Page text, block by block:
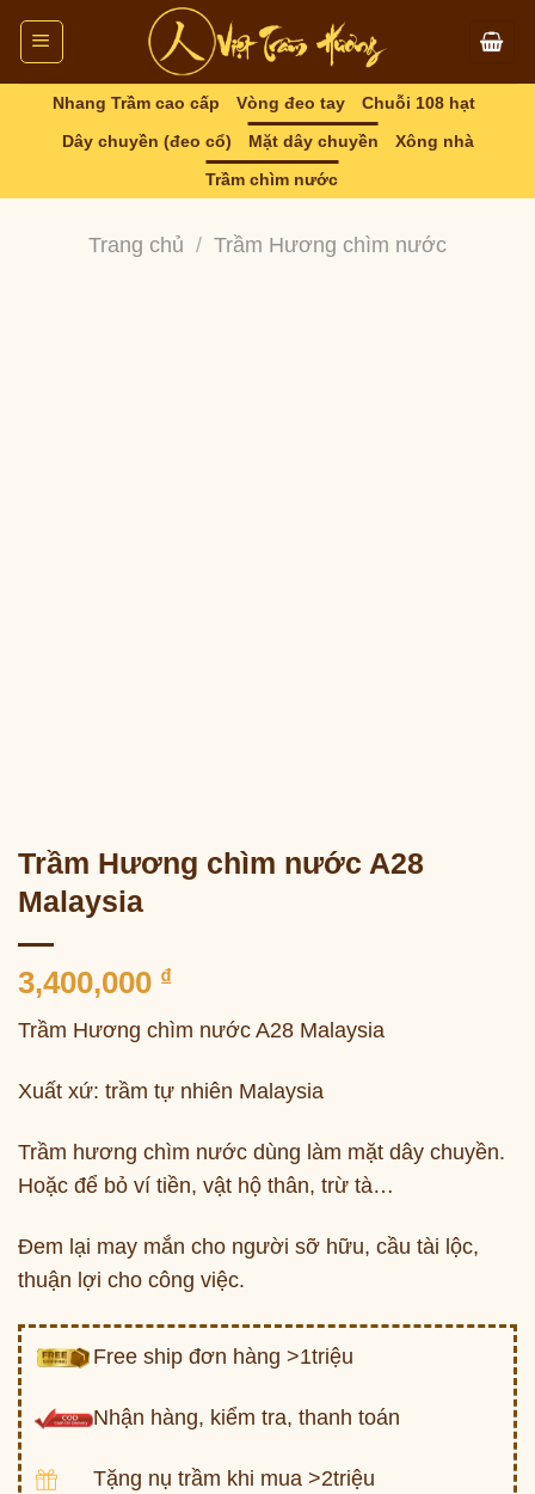
Skip
content
Nhang Trầm cao cấp Vòng đeo tay
Chuỗi 108 hạt
Dây chuyền (đeo cổ)
Mặt dây chuyền
Xông nhà
Trầm chìm nước
Trang chủ / Trầm Hương chìm nước
Trầm Hương chìm nước A28
Malaysia
3,400,000 ₫
Trầm Hương chìm nước A28 Malaysia
Xuất xứ: trầm tự nhiên Malaysia
Trầm hương chìm nước dùng làm mặt dây chuyền.
Hoặc để bỏ ví tiền, vật hộ thân, trừ tà…
Đem lại may mắn cho người sỡ hữu, cầu tài lộc,
thuận lợi cho công việc.
Free ship đơn hàng >1triệu
Nhận hàng, kiểm tra, thanh toán
Tặng nụ trầm khi mua >2triệu